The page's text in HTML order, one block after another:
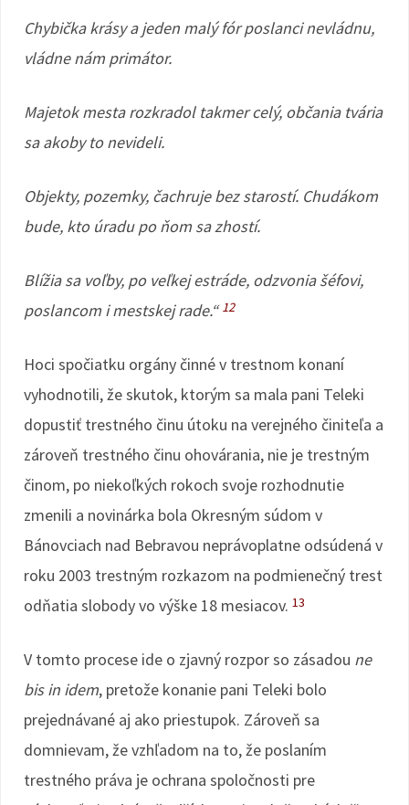
Chybička krásy a jeden malý fór poslanci nevládnu,
vládne nám primátor.
Majetok mesta rozkradol takmer celý, občania tvária
sa akoby to nevideli.
Objekty, pozemky, čachruje bez starostí. Chudákom
bude, kto úradu po ňom sa zhostí.
Blížia sa voľby, po veľkej estráde, odzvonia šéfovi,
poslancom i mestskej rade.“12
Hoci spočiatku orgány činné v trestnom konaní
vyhodnotili, že skutok, ktorým sa mala pani Teleki
dopustiť trestného činu útoku na verejného činiteľa a
zároveň trestného činu ohovárania, nie je trestným
činom, po niekoľkých rokoch svoje rozhodnutie
zmenili a novinárka bola Okresným súdom v
Bánovciach nad Bebravou neprávoplatne odsúdená v
roku 2003 trestným rozkazom na podmienečný trest
odňatia slobody vo výške 18 mesiacov. 13
V tomto procese ide o zjavný rozpor so zásadou ne
bis in idem, pretože konanie pani Teleki bolo
prejednávané aj ako priestupok. Zároveň sa
domnievam, že vzhľadom na to, že poslaním
trestného práva je ochrana spoločnosti pre